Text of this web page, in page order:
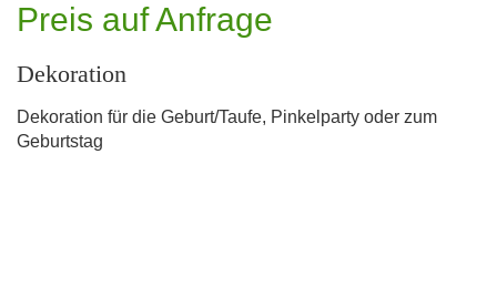
Preis auf Anfrage
Dekoration
Dekoration für die Geburt/Taufe, Pinkelparty oder zum
Geburtstag